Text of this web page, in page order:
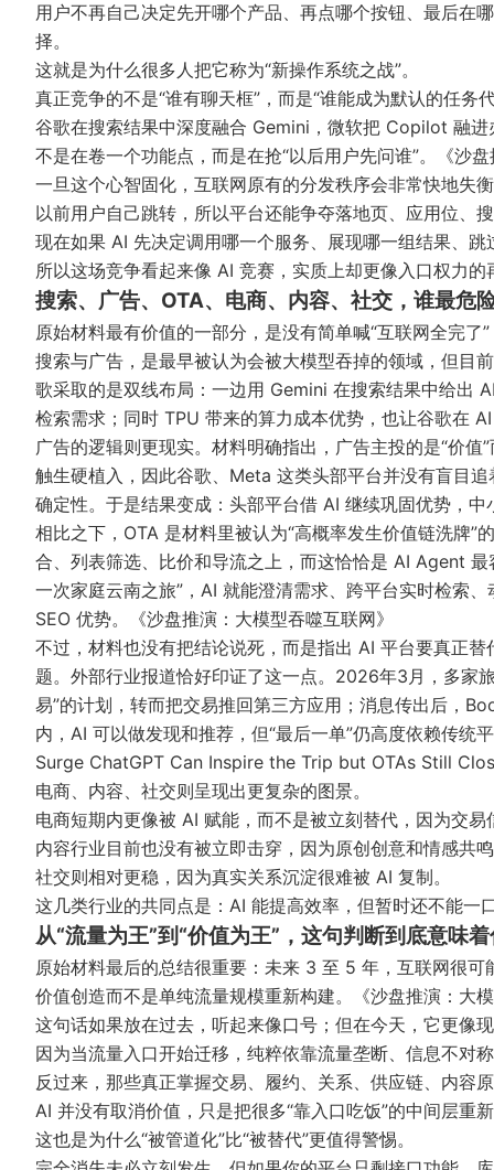
用户不再自己决定先开哪个产品、再点哪个按钮、最后在
择。
这就是为什么很多人把它称为“新操作系统之战”。
真正竞争的不是“谁有聊天框”，而是“谁能成为默认的任务
谷歌在搜索结果中深度融合 Gemini，微软把 Copilot 融
不是在卷一个功能点，而是在抢“以后用户先问谁”。
《沙
一旦这个心智固化，互联网原有的分发秩序会非常快地失
以前用户自己跳转，所以平台还能争夺落地页、应用位、
现在如果 AI 先决定调用哪一个服务、展现哪一组结果、
所以这场竞争看起来像 AI 竞赛，实质上却更像入口权力的
搜索、广告、OTA、电商、内容、社交，谁最危
原始材料最有价值的一部分，是没有简单喊“互联网全完
搜索与广告，是最早被认为会被大模型吞掉的领域，但目
歌采取的是双线布局：一边用 Gemini 在搜索结果中给出
检索需求；同时 TPU 带来的算力成本优势，也让谷歌在
广告的逻辑则更现实。材料明确指出，广告主投的是“价
触生硬植入，因此谷歌、Meta 这类头部平台并没有盲目
确定性。于是结果变成：头部平台借 AI 继续巩固优势，
相比之下，OTA 是材料里被认为“高概率发生价值链洗牌
合、列表筛选、比价和导流之上，而这恰恰是 AI Agent
一次家庭云南之旅”，AI 就能澄清需求、跨平台实时检索
SEO 优势。
《沙盘推演：大模型吞噬互联网》
不过，材料也没有把结论说死，而是指出 AI 平台要真正
题。外部行业报道恰好印证了这一点。2026年3月，多家
易”的计划，转而把交易推回第三方应用；消息传出后，
内，AI 可以做发现和推荐，但“最后一单”仍高度依赖传统
Surge ChatGPT Can Inspire the Trip but OTAs Still
电商、内容、社交则呈现出更复杂的图景。
电商短期内更像被 AI 赋能，而不是被立刻替代，因为交
内容行业目前也没有被立即击穿，因为原创创意和情感共
社交则相对更稳，因为真实关系沉淀很难被 AI 复制。
这几类行业的共同点是：AI 能提高效率，但暂时还不能一
从“流量为王”到“价值为王”，这句判断到底意味
原始材料最后的总结很重要：未来 3 至 5 年，互联网很
价值创造而不是单纯流量规模重新构建。
《沙盘推演：大
这句话如果放在过去，听起来像口号；但在今天，它更像
因为当流量入口开始迁移，纯粹依靠流量垄断、信息不对
反过来，那些真正掌握交易、履约、关系、供应链、内容
AI 并没有取消价值，只是把很多“靠入口吃饭”的中间层重
这也是为什么“被管道化”比“被替代”更值得警惕。